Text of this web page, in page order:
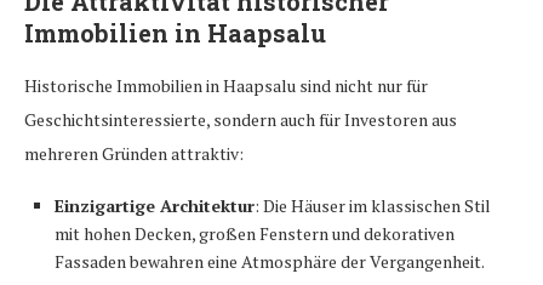
Immobilien in Haapsalu
Historische Immobilien in Haapsalu sind nicht nur für
Geschichtsinteressierte, sondern auch für Investoren aus
mehreren Gründen attraktiv:
Einzigartige Architektur: Die Häuser im klassischen Stil
mit hohen Decken, großen Fenstern und dekorativen
Fassaden bewahren eine Atmosphäre der Vergangenheit.